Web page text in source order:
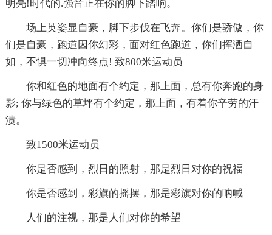
明亮!时代的.强音正在你的脚下踏响。
场上英姿显自豪，脚下步伐在飞奔。你们是骄傲，你
们是自豪，跑道因你幻彩，面对红色跑道，你们挥洒自
如，不惧一切冲向终点! 致800米运动员
你和红色的地面有个约定，那上面，总有你奔跑的身
影; 你与绿色的草坪有个约定，那上面，有着你辛劳的汗
渍。
致1500米运动员
你是否感到，烈日的照射，那是烈日对你的祝福
你是否感到，彩旗的摇摆，那是彩旗对你的呐喊
人们的注视，那是人们对你的希望